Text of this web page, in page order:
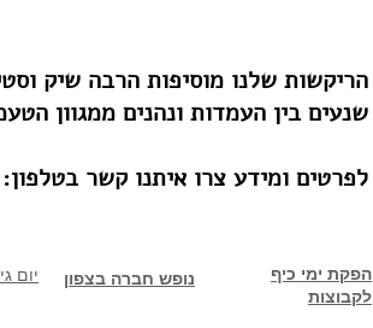
הריקשות שלנו מוסיפות הרבה שיק
שנעים בין העמדות ונהנים ממגוון
לפרטים ומידע צרו איתנו קשר בטלפון: 050-
יום נופש חברה בצפון
הפקת ימי כיף
לקבוצות